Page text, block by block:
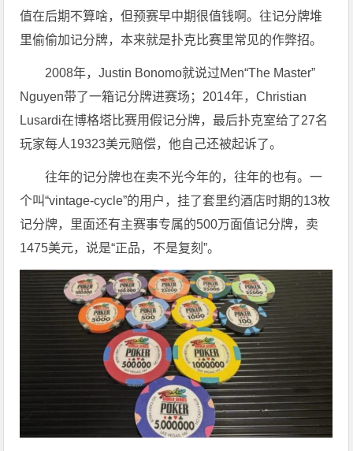
值在后期不算啥，但预赛早中期很值钱啊。往记分牌堆
里偷偷加记分牌，本来就是扑克比赛里常见的作弊招。
2008年，Justin Bonomo就说过Men“The Master”
Nguyen带了一箱记分牌进赛场；2014年，Christian
Lusardi在博格塔比赛用假记分牌，最后扑克室给了27名
玩家每人19323美元赔偿，他自己还被起诉了。
往年的记分牌也在卖不光今年的，往年的也有。一
个叫“vintage-cycle”的用户，挂了套里约酒店时期的13枚
记分牌，里面还有主赛事专属的500万面值记分牌，卖
1475美元，说是“正品，不是复刻”。